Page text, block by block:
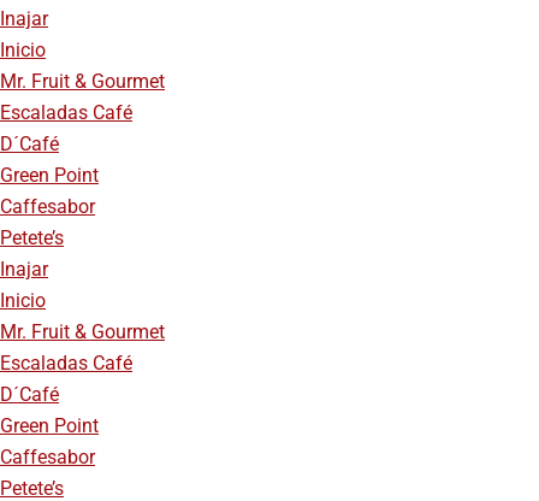
Inajar
Inicio
Mr. Fruit & Gourmet
Escaladas Café
D´Café
Green Point
Caffesabor
Petete’s
Inajar
Inicio
Mr. Fruit & Gourmet
Escaladas Café
D´Café
Green Point
Caffesabor
Petete’s